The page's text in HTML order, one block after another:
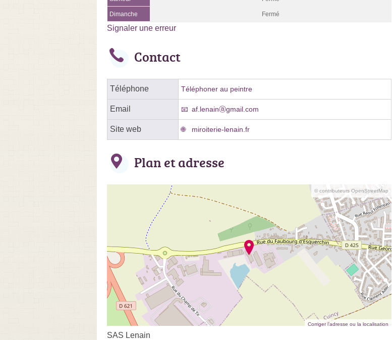
Dimanche Fermé
Signaler une erreur
Contact
Téléphone Téléphoner au peintre
Email af.lenainⓐgmail.com
Site web miroiterie-lenain.fr
Plan et adresse
© contributeurs OpenStreetMap
Corriger l’adresse ou la localisation
SAS Lenain